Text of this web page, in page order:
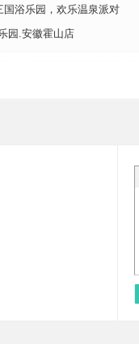
国浴乐园，欢乐温泉派对
园.安徽霍山店